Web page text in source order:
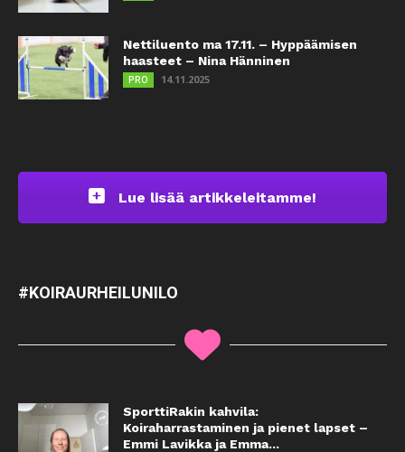
Nettiluento ma 17.11. – Hyppäämisen
haasteet – Nina Hänninen
PRO 14.11.2025
Lue lisää artikkeleitamme!
#KOIRAURHEILUNILO
SporttiRakin kahvila:
Koiraharrastaminen ja pienet lapset –
Emmi Lavikka ja Emma...